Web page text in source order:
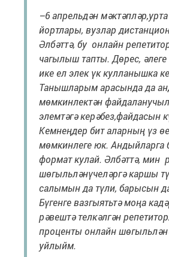
–6 апрельдән
йортлары, вузлар
Әлбәттә, бу онлайн
чагылыш тапты. Дөрес,
ике ел элек үк кулланышка
Танышларым арасында да
мөмкинлектән
элемтәгә керәбез,файдасын
Кемнеңдер бит аларның үз
мөмкинлеге юк. Андыйларга
формат кулай. Әлбәттә, мин
шөгыльләнүчеләргә каршы
салымын да түли, барысын
Бүгенге вазгыятьтә моңа
рәвештә телкәлгән
проценты онлайн
уйлыйм.